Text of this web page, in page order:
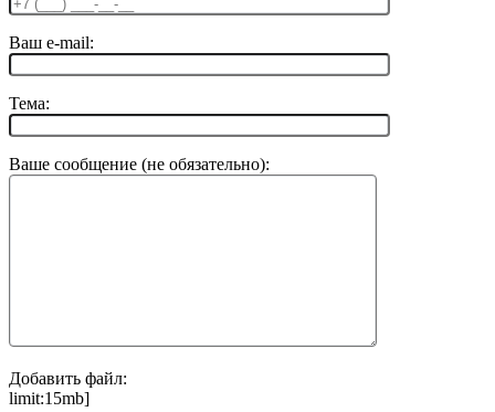
Ваш e-mail:
Тема:
Ваше сообщение (не обязательно):
Добавить файл:
limit:15mb]